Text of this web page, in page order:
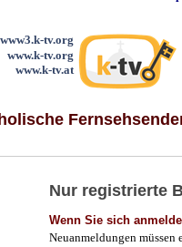
www3.k-tv.org
www.k-tv.org
www.k-tv.at
Nur registrierte
Wenn Sie sich
Neuanmeldungen